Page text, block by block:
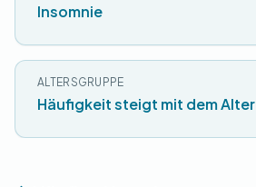
Insomnie
ALTERSGRUPPE
Häufigkeit steigt mit dem Alter